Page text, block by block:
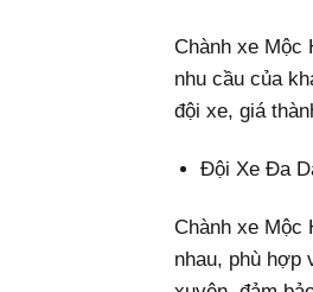
Chành xe Mộc
nhu cầu của
đội xe, giá
Đội Xe Đa
Chành xe Mộc
nhau, phù